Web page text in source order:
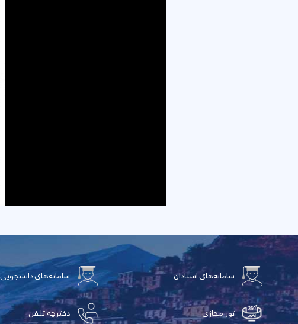
سامانه‌های استادان سامانه‌های دانشجویی
تور مجازی دفترچه تلفن